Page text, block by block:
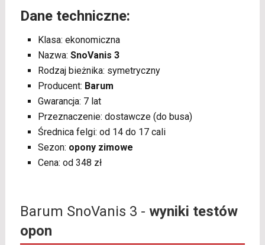
Dane techniczne:
Klasa: ekonomiczna
Nazwa: SnoVanis 3
Rodzaj bieżnika: symetryczny
Producent: Barum
Gwarancja: 7 lat
Przeznaczenie: dostawcze (do busa)
Średnica felgi: od 14 do 17 cali
Sezon: opony zimowe
Cena: od 348 zł
Barum SnoVanis 3 - wyniki testów
opon